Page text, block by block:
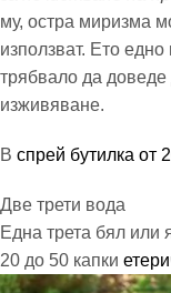
му, остра миризма
използват. Ето
трябвало да
изживяване.
В спрей бутилка от
Две трети вода
Една трета бял или
20 до 50 капки